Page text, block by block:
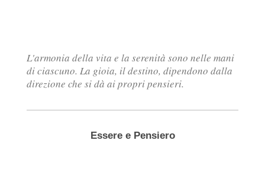
L'armonia della vita e la serenità sono nelle mani
di ciascuno. La gioia, il destino, dipendono dalla
direzione che si dà ai propri pensieri.
Essere e Pensiero